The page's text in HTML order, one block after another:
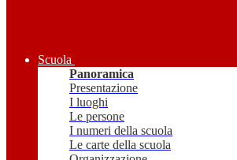
Scuola
Panoramica
Presentazione
I luoghi
Le persone
I numeri della scuola
Le carte della scuola